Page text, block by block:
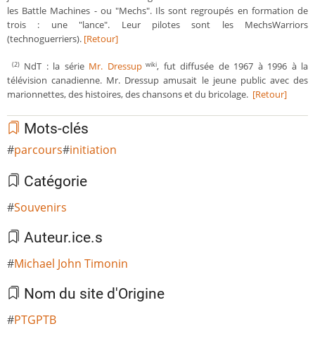
les Battle Machines - ou "Mechs". Ils sont regroupés en formation de
trois : une "lance". Leur pilotes sont les MechsWarriors
(technoguerriers). [Retour]
(2)NdT : la série Mr. Dressupwiki, fut diffusée de 1967 à 1996 à la
télévision canadienne. Mr. Dressup amusait le jeune public avec des
marionnettes, des histoires, des chansons et du bricolage. [Retour]
Mots-clés
parcours initiation
Catégorie
Souvenirs
Auteur.ice.s
Michael John Timonin
Nom du site d'Origine
PTGPTB